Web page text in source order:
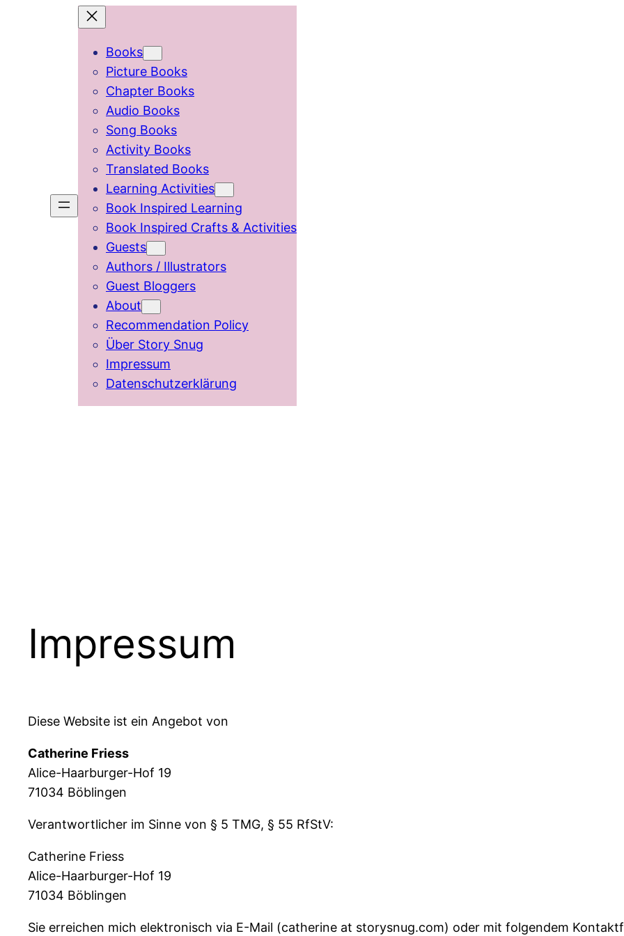
Books
Picture Books
Chapter Books
Audio Books
Song Books
Activity Books
Translated Books
Learning Activities
Book Inspired Learning
Book Inspired Crafts & Activities
Guests
Authors / Illustrators
Guest Bloggers
About
Recommendation Policy
Über Story Snug
Impressum
Datenschutzerklärung
Impressum
Diese Website ist ein Angebot von
Catherine Friess
Alice-Haarburger-Hof 19
71034 Böblingen
Verantwortlicher im Sinne von § 5 TMG, § 55 RfStV:
Catherine Friess
Alice-Haarburger-Hof 19
71034 Böblingen
Sie erreichen mich elektronisch via E-Mail (catherine at storysnug.com) oder mit folgendem